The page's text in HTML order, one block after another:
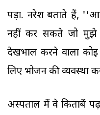
पड़ा. नरेश बताते हैं,
नहीं कर सकते जो मुझे
देखभाल करने वाला
लिए भोजन की व्यवस्था
अस्पताल में वे किताबें